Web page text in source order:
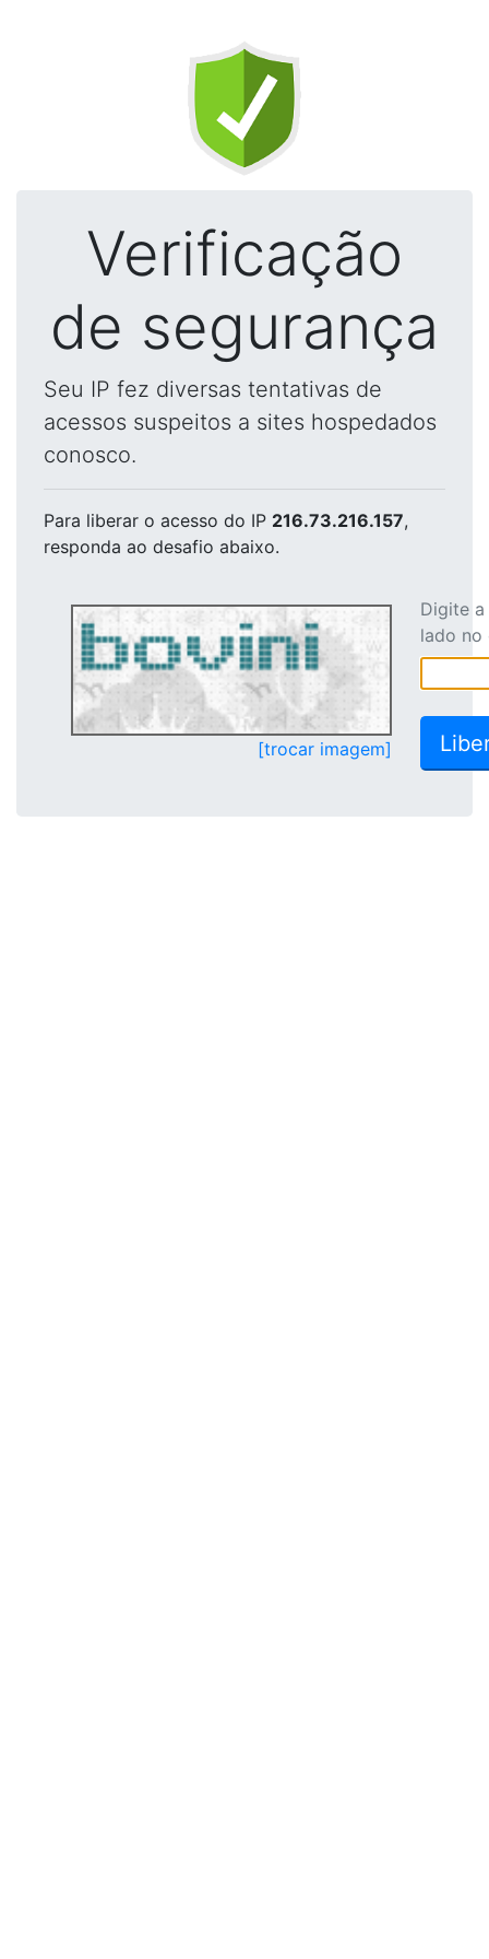
Verificação
de segurança
Seu IP fez diversas tentativas de
acessos suspeitos a sites hospedados
conosco.
Para liberar o acesso do IP 216.73.216.157,
responda ao desafio abaixo.
[trocar imagem]
Digite
lado no